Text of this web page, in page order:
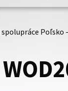
Poľsko